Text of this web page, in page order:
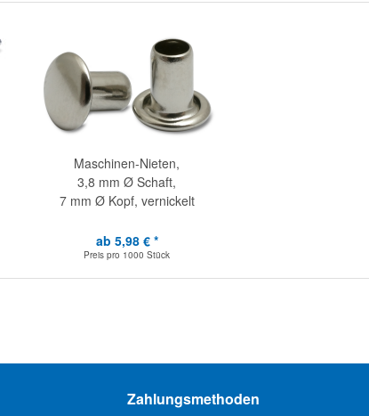
Maschinen-Nieten,
3,8 mm Ø Schaft,
7 mm Ø Kopf, vernickelt
ab 5,98 € *
Preis pro 1000 Stück
Zahlungsmethoden